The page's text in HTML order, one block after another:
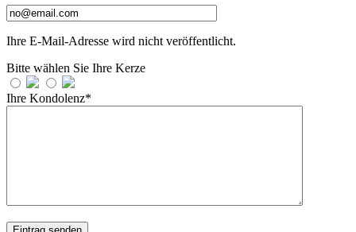
Ihre E-Mail-Adresse wird nicht veröffentlicht.
Bitte wählen Sie Ihre Kerze
Ihre Kondolenz*